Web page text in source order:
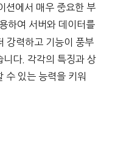
션에서 매우 중요한 부
하여 서버와 데이터를
강력하고 기능이 풍부
니다. 각각의 특징과 상
수 있는 능력을 키워